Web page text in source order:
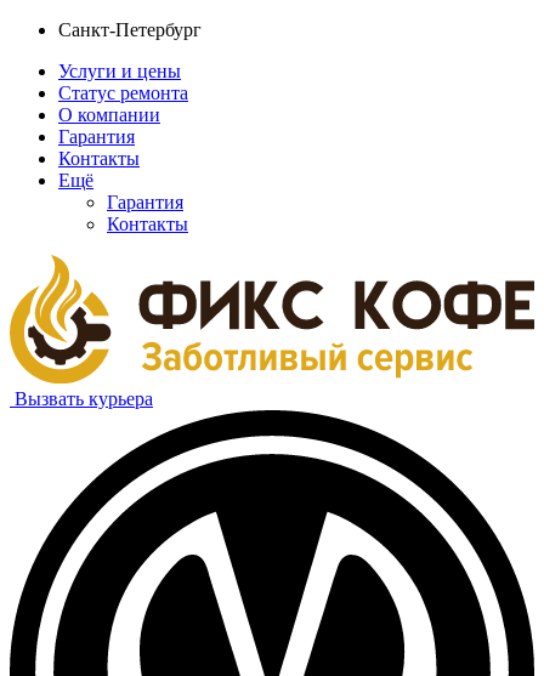
Санкт-Петербург
Услуги и цены
Статус ремонта
О компании
Гарантия
Контакты
Ещё
Гарантия
Контакты
Вызвать курьера